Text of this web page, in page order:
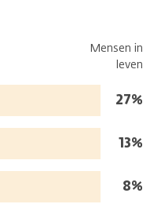
Mensen in
leven
leven:
27%
leven:
13%
8%